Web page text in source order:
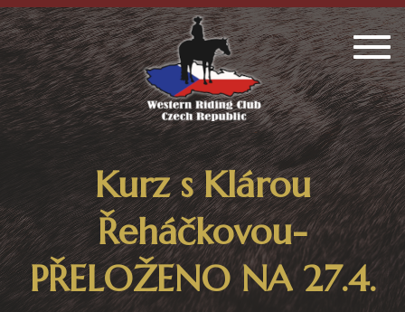
Kurz s Klárou
Řeháčkovou-
PŘELOŽENO NA 27.4.